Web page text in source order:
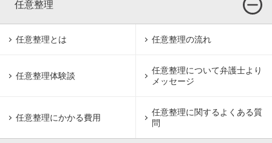
任意整理
任意整理とは 任意整理の流れ
任意整理体験談
任意整理について弁護士より
メッセージ
任意整理にかかる費用
任意整理に関するよくある質
問